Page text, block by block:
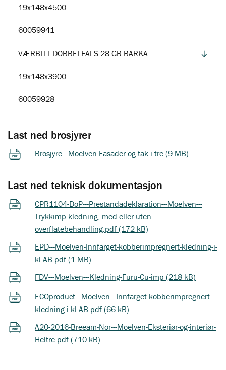
19x148x4500
60059941
VÆRBITT DOBBELFALS 28 GR BARKA
19x148x3900
60059928
Last ned brosjyrer
Brosjyre---Moelven-Fasader-og-tak-i-tre (9 MB)
Last ned teknisk dokumentasjon
CPR1104-DoP---Prestandadeklaration---Moelven---
Trykkimp-kledning,-med-eller-uten-
overflatebehandling.pdf (172 kB)
EPD---Moelven-Innfarget-kobberimpregnert-kledning-i-
kl-AB.pdf (1 MB)
FDV---Moelven---Kledning-Furu-Cu-imp (218 kB)
ECOproduct---Moelven---Innfarget-kobberimpregnert-
kledning-i-kl-AB.pdf (66 kB)
A20-2016-Breeam-Nor---Moelven-Eksteriør-og-interiør-
Heltre.pdf (710 kB)